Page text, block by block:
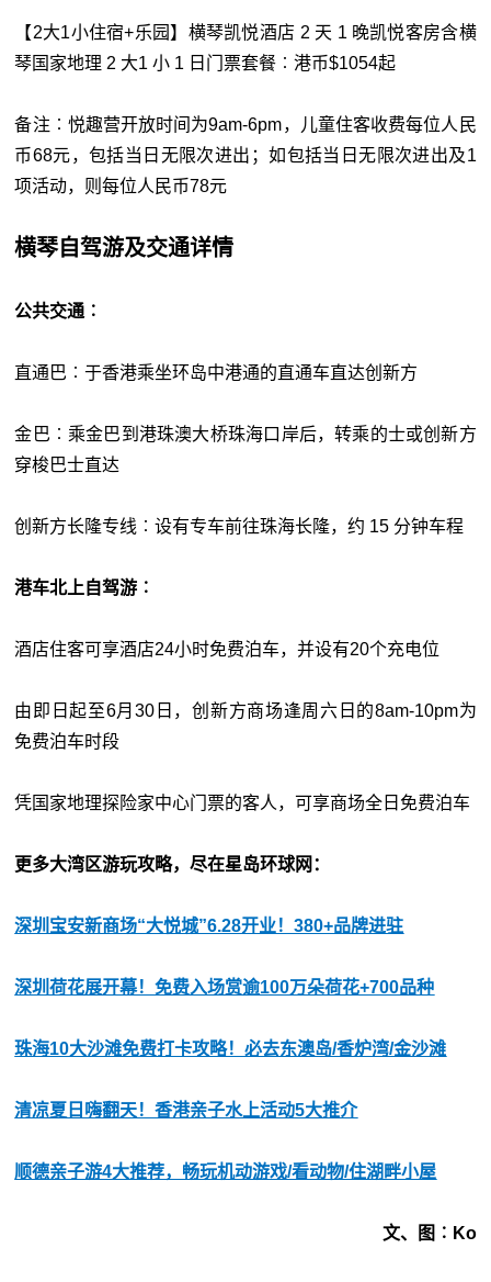
【2大1小住宿+乐园】横琴凯悦酒店 2 天 1 晚凯悦客房含横
琴国家地理 2 大1 小 1 日门票套餐︰港币$1054起
备注︰悦趣营开放时间为9am-6pm，儿童住客收费每位人民
币68元，包括当日无限次进出；如包括当日无限次进出及1
项活动，则每位人民币78元
横琴自驾游及交通详情
公共交通︰
直通巴︰于香港乘坐环岛中港通的直通车直达创新方
金巴︰乘金巴到港珠澳大桥珠海口岸后，转乘的士或创新方
穿梭巴士直达
创新方长隆专线︰设有专车前往珠海长隆，约 15 分钟车程
港车北上自驾游︰
酒店住客可享酒店24小时免费泊车，并设有20个充电位
由即日起至6月30日，创新方商场逢周六日的8am-10pm为
免费泊车时段
凭国家地理探险家中心门票的客人，可享商场全日免费泊车
更多大湾区游玩攻略，尽在星岛环球网：
深圳宝安新商场“大悦城”6.28开业！380+品牌进驻
深圳荷花展开幕！免费入场赏逾100万朵荷花+700品种
珠海10大沙滩免费打卡攻略！必去东澳岛/香炉湾/金沙滩
清凉夏日嗨翻天！香港亲子水上活动5大推介
顺德亲子游4大推荐，畅玩机动游戏/看动物/住湖畔小屋
文、图︰Ko